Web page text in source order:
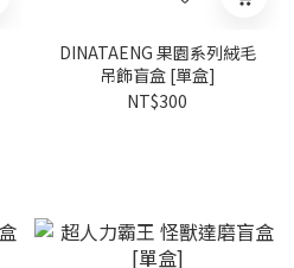
DINATAENG 果園系列絨毛
吊飾盲盒 [單盒]
NT$300